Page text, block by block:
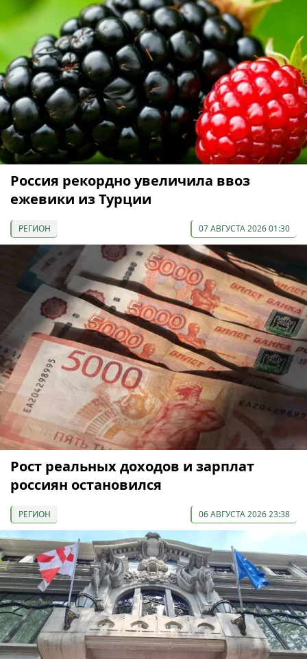
Россия рекордно увеличила ввоз
ежевики из Турции
РЕГИОН 07 АВГУСТА 2026 01:30
Рост реальных доходов и зарплат
россиян остановился
РЕГИОН 06 АВГУСТА 2026 23:38